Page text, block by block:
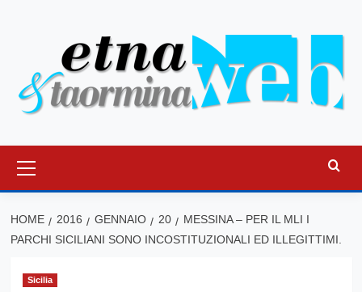
principale
HOME 2016 GENNAIO 20
MESSINA – PER IL MLI I
PARCHI SICILIANI SONO INCOSTITUZIONALI ED ILLEGITTIMI.
Sicilia